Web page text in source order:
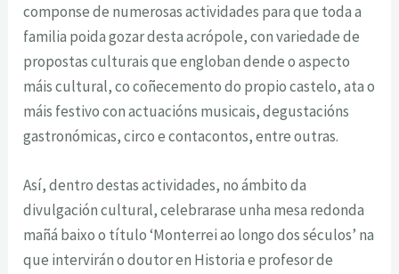
componse de numerosas actividades para que toda a
familia poida gozar desta acrópole, con variedade de
propostas culturais que engloban dende o aspecto
máis cultural, co coñecemento do propio castelo, ata o
máis festivo con actuacións musicais, degustacións
gastronómicas, circo e contacontos, entre outras.
Así, dentro destas actividades, no ámbito da
divulgación cultural, celebrarase unha mesa redonda
mañá baixo o título ‘Monterrei ao longo dos séculos’ na
que intervirán o doutor en Historia e profesor de